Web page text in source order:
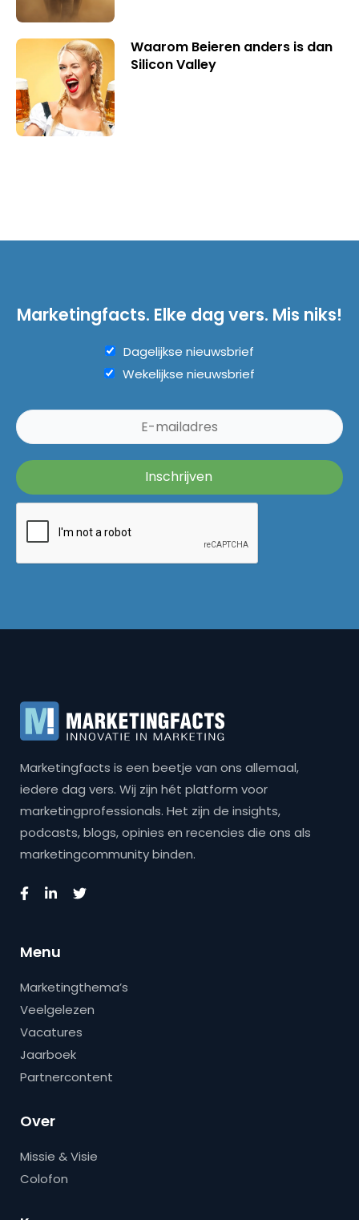
Waarom Beieren anders is dan
Silicon Valley
Marketingfacts. Elke dag vers. Mis niks!
Dagelijkse nieuwsbrief
Wekelijkse nieuwsbrief
Marketingfacts is een beetje van ons allemaal,
iedere dag vers. Wij zijn hét platform voor
marketingprofessionals. Het zijn de insights,
podcasts, blogs, opinies en recencies die ons als
marketingcommunity binden.
Menu
Marketingthema’s
Veelgelezen
Vacatures
Jaarboek
Partnercontent
Over
Missie & Visie
Colofon